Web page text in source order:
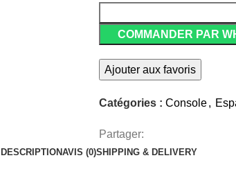
COMMANDER PAR
Ajouter aux favoris
Catégories : Console,
Partager:
DESCRIPTIONAVIS (0)SHIPPING & DELIVERY